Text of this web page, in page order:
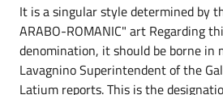
It is a singular style determined by
ARABO-ROMANIC" art Regarding
denomination, it should be borne in
Lavagnino Superintendent of the
Latium reports. This is the